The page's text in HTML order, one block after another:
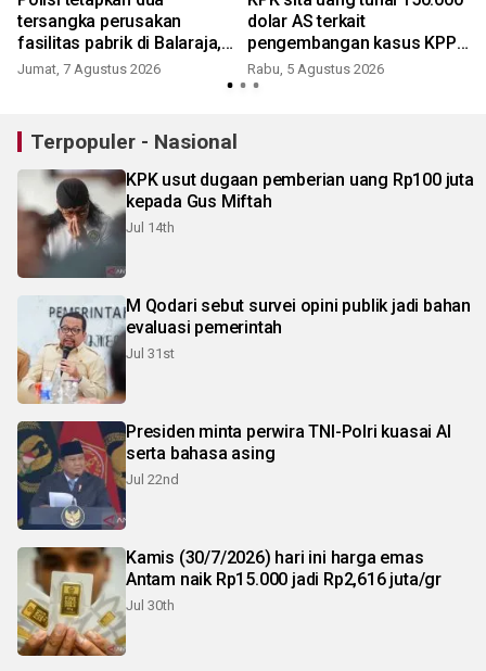
tersangka perusakan
fasilitas pabrik di Balaraja,
motifnya pun terkuak
Jumat, 7 Agustus 2026
dolar AS terkait
pengembangan kasus KPP
Banjarmasin
Rabu, 5 Agustus 2026
Terpopuler - Nasional
KPK usut dugaan pemberian uang Rp100 juta
kepada Gus Miftah
Jul 14th
M Qodari sebut survei opini publik jadi bahan
evaluasi pemerintah
Jul 31st
Presiden minta perwira TNI-Polri kuasai AI
serta bahasa asing
Jul 22nd
Kamis (30/7/2026) hari ini harga emas
Antam naik Rp15.000 jadi Rp2,616 juta/gr
Jul 30th